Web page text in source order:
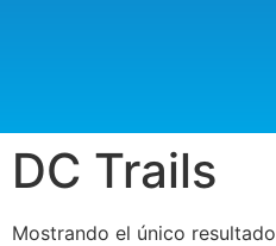
DC Trails
Mostrando el único resultado